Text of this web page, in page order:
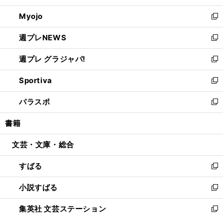
開
く
ウ
で
開
く
ン
ド
ウ
で
開
く
ウ
ィ
ン
ド
ウ
で
開
く
Myojo
新
し
い
ウ
ィ
ン
ド
ウ
で
開
週プレNEWS
新
し
い
ウ
ィ
ン
ド
ウ
開
週プレ グラジャパ!
新
し
い
ウ
ィ
ン
ウ
開
く
Sportiva
新
し
い
ウ
ン
ウ
で
開
く
パラスポ
新
し
ウ
ン
ド
ウ
で
開
く
書籍
文芸・文庫・総合
すばる
新
し
い
ウ
ィ
小説すばる
新
し
い
集英社 文芸ステーション
新